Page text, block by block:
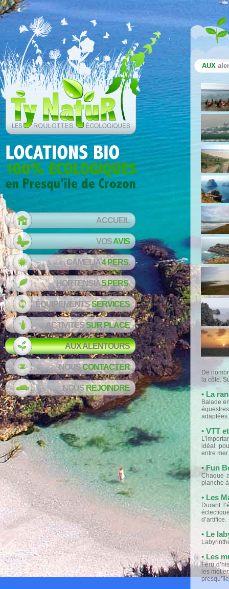
ACCUEIL
VOSAVIS
CAMÉLIA4 PERS.
HORTENSIA5 PERS.
ÉQUIPEMENTSSERVICES
ACTIVITÉSSUR PLACE
AUXALENTOURS
NOUSCONTACTER
NOUSREJOINDRE
AUX
De
la côte.
• La
Balade
adaptées
• VTT
idéal
entre
• Fun
Chaque
planche
• Les
Durant
d’artifice.
• Le
• Les
Féru
les